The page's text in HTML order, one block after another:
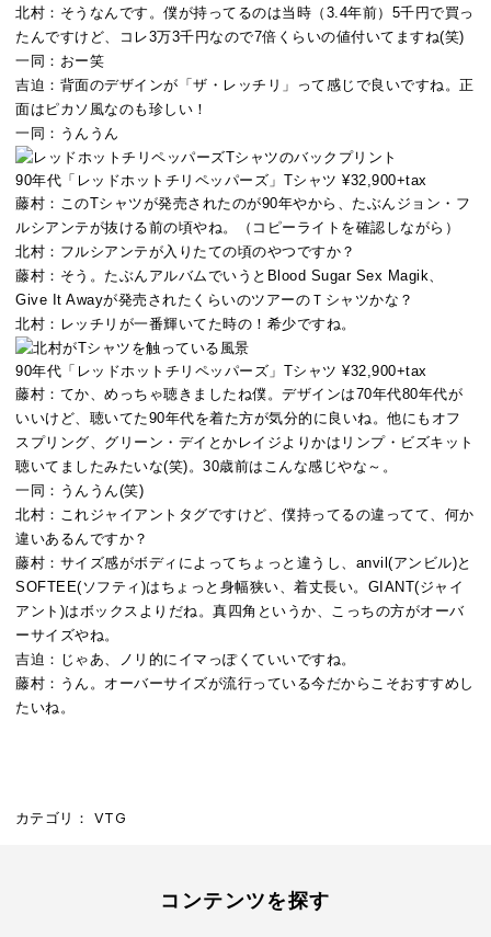
北村： そうなんです。僕が持ってるのは当時（3.4年前）5千円で買っ
たんですけど、コレ3万3千円なので7倍くらいの値付いてますね(笑)
一同： おー笑
吉迫： 背面のデザインが「ザ・レッチリ」って感じで良いですね。正
面はピカソ風なのも珍しい！
一同： うんうん
90年代「レッドホットチリペッパーズ」Tシャツ ¥32,900+tax
藤村： このTシャツが発売されたのが90年やから、たぶんジョン・フ
ルシアンテが抜ける前の頃やね。（コピーライトを確認しながら）
北村： フルシアンテが入りたての頃のやつですか？
藤村： そう。たぶんアルバムでいうとBlood Sugar Sex Magik、
Give It Awayが発売されたくらいのツアーのＴシャツかな？
北村： レッチリが一番輝いてた時の！希少ですね。
90年代「レッドホットチリペッパーズ」Tシャツ ¥32,900+tax
藤村： てか、めっちゃ聴きましたね僕。デザインは70年代80年代が
いいけど、聴いてた90年代を着た方が気分的に良いね。他にもオフ
スプリング、グリーン・デイとかレイジよりかはリンプ・ビズキット
聴いてましたみたいな(笑)。30歳前はこんな感じやな～。
一同： うんうん(笑)
北村： これジャイアントタグですけど、僕持ってるの違ってて、何か
違いあるんですか？
藤村： サイズ感がボディによってちょっと違うし、anvil(アンビル)と
SOFTEE(ソフティ)はちょっと身幅狭い、着丈長い。GIANT​(ジャイ
アント)はボックスよりだね。真四角というか、こっちの方がオーバ
ーサイズやね。
吉迫： じゃあ、ノリ的にイマっぽくていいですね。
藤村： うん。オーバーサイズが流行っている今だからこそおすすめし
たいね。
カテゴリ： VTG
コンテンツを探す